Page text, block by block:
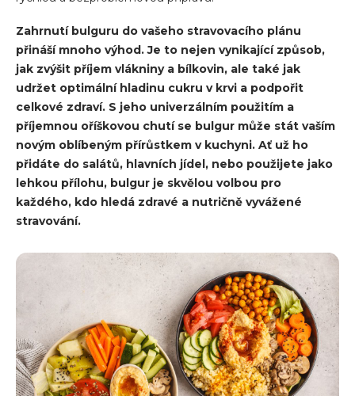
Zahrnutí bulguru do vašeho stravovacího plánu
přináší mnoho výhod. Je to nejen vynikající způsob,
jak zvýšit příjem vlákniny a bílkovin, ale také jak
udržet optimální hladinu cukru v krvi a podpořit
celkové zdraví. S jeho univerzálním použitím a
příjemnou oříškovou chutí se bulgur může stát vaším
novým oblíbeným přírůstkem v kuchyni. Ať už ho
přidáte do salátů, hlavních jídel, nebo použijete jako
lehkou přílohu, bulgur je skvělou volbou pro
každého, kdo hledá zdravé a nutričně vyvážené
stravování.